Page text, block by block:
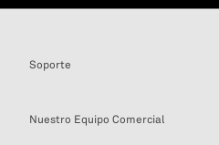
Soporte
Nuestro Equipo Comercial